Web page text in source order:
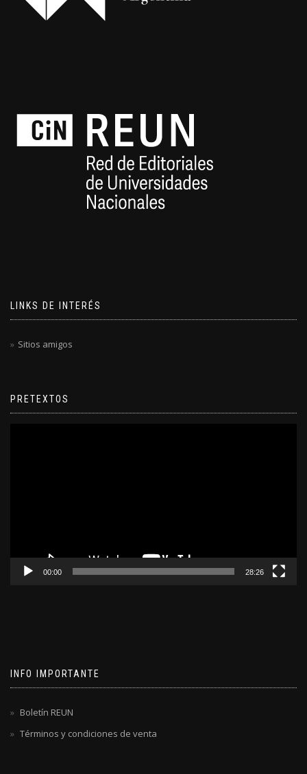
LINKS DE INTERÉS
Sitios amigos
PRETEXTOS
00:00 28:26
INFO IMPORTANTE
Boletín REUN
Términos y condiciones de venta